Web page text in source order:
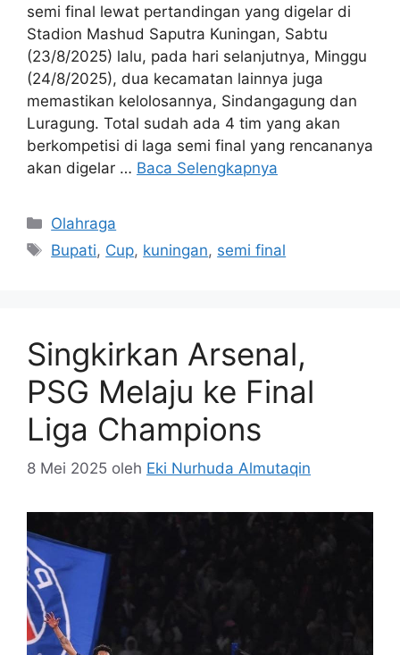
semi final lewat pertandingan yang digelar di
Stadion Mashud Saputra Kuningan, Sabtu
(23/8/2025) lalu, pada hari selanjutnya, Minggu
(24/8/2025), dua kecamatan lainnya juga
memastikan kelolosannya, Sindangagung dan
Luragung. Total sudah ada 4 tim yang akan
berkompetisi di laga semi final yang rencananya
akan digelar … Baca Selengkapnya
Kategori
Olahraga
Tag
Bupati, Cup, kuningan, semi final
Singkirkan Arsenal,
PSG Melaju ke Final
Liga Champions
8 Mei 2025 oleh Eki Nurhuda Almutaqin